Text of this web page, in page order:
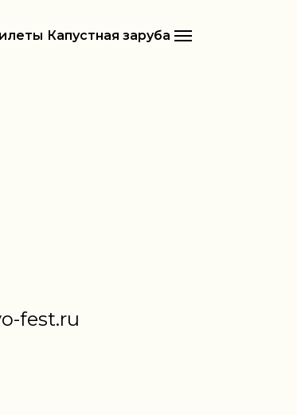
Капустная заруба
fest.ru